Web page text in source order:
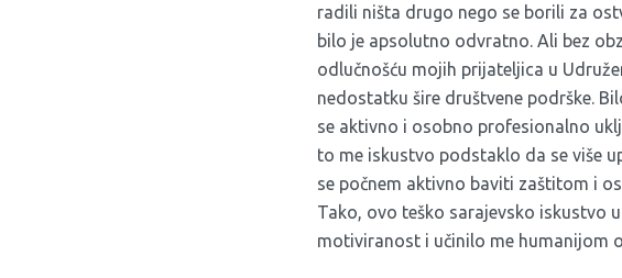
radili ništa drugo nego se borili za
bilo je apsolutno odvratno. Ali bez
odlučnošću mojih prijateljica u
nedostatku šire društvene podrške.
se aktivno i osobno profesionalno
to me iskustvo podstaklo da se više
se počnem aktivno baviti zaštitom i
Tako, ovo teško sarajevsko iskustvo
motiviranost i učinilo me humanijom